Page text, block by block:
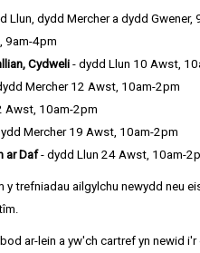
Llun, dydd Mercher a dydd Gwener,
9am-4pm
Cydweli- dydd Llun 10 Awst,
Mercher 12 Awst, 10am-2pm
Awst, 10am-2pm
Mercher 19 Awst, 10am-2pm
ar Daf- dydd Llun 24 Awst, 10am-
y trefniadau ailgylchu newydd neu
ar-lein a yw'ch cartref yn newid